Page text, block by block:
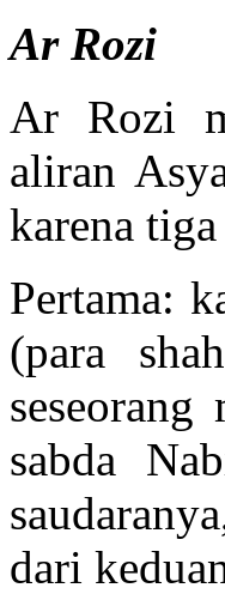
Ar Rozi
Ar Rozi
aliran
karena tiga
Pertama:
(para
sabda
dari